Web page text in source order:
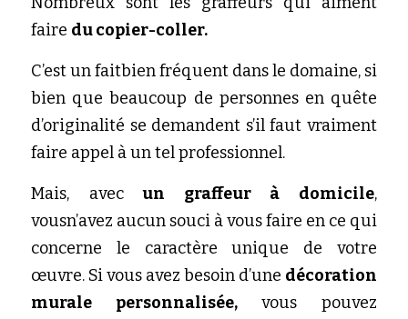
faire du copier-coller.
C’est un faitbien fréquent dans le domaine, si
bien que beaucoup de personnes en quête
d’originalité se demandent s’il faut vraiment
faire appel à un tel professionnel.
Mais, avec un graffeur à domicile,
vousn’avez aucun souci à vous faire en ce qui
concerne le caractère unique de votre
œuvre. Si vous avez besoin d’une décoration
murale personnalisée, vous pouvez